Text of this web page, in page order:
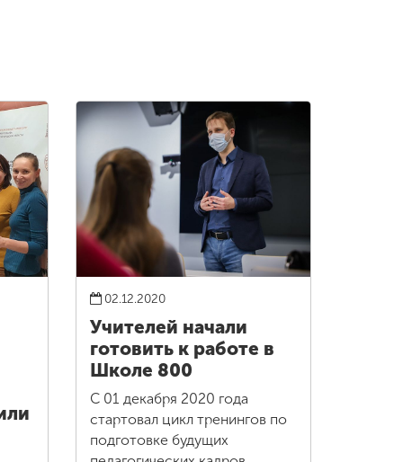
02.12.2020
Учителей начали
готовить к работе в
Школе 800
С 01 декабря 2020 года
стартовал цикл тренингов по
подготовке будущих